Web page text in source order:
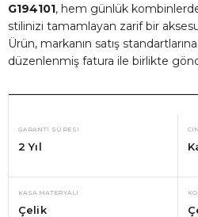
G194101, hem günlük
stilinizi tamamlayan zarif bir
Ürün, markanın satış
düzenlenmiş fatura ile birlikte
GARANTI SÜRESI
2 Yıl
KASA MATERYALI
Çelik